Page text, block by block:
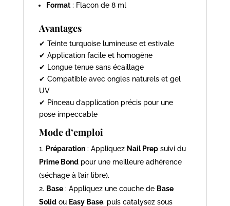
Format: Flacon de 8 ml
Avantages
✔ Teinte turquoise lumineuse et estivale
✔ Application facile et homogène
✔ Longue tenue sans écaillage
✔ Compatible avec ongles naturels et gel
UV
✔ Pinceau d’application précis pour une
pose impeccable
Mode d’emploi
Préparation: Appliquez Nail Prepsuivi du
Prime Bondpour une meilleure adhérence
(séchage à l’air libre).
Base: Appliquez une couche de Base
Solidou Easy Base, puis catalysez sous